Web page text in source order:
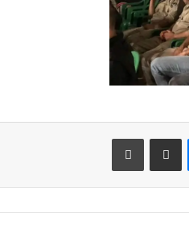
ماسنجر مشاركة عبر البريد طباعة